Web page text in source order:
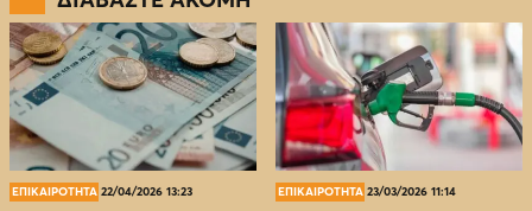
ΕΠΙΚΑΙΡΟΤΗΤΑ 22/04/2026 13:23 ΕΠΙΚΑΙΡΟΤΗΤΑ 23/03/2026 11:14